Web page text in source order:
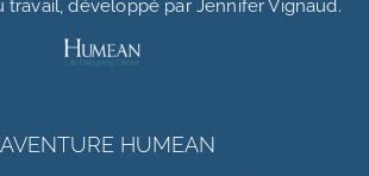
développé par Jennifer Vignaud.
HUMEAN